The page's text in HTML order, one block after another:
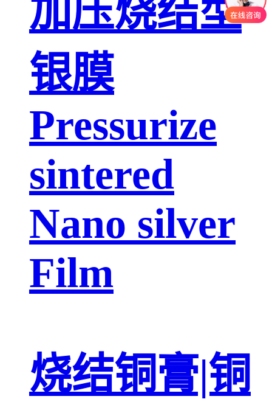
加压烧结型
银膜
Pressurize
sintered
Nano silver
Film
烧结铜膏|铜